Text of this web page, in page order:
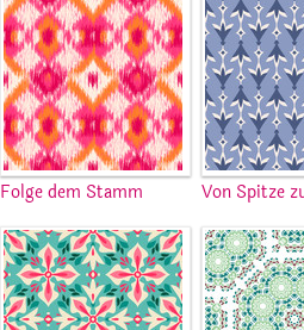
Folge dem Stamm Von Spitze